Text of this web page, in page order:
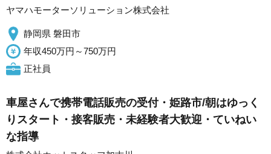
ヤマハモーターソリューション株式会社
静岡県 磐田市
年収450万円～750万円
正社員
車屋さんで携帯電話販売の受付・姫路市/朝はゆっく
りスタート・接客販売・未経験者大歓迎・ていねい
な指導